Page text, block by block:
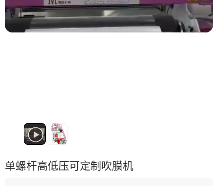
自動化
PET
功能薄膜
单螺杆高低压可定制吹膜机